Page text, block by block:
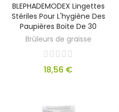
BLEPHADEMODEX Lingettes
Stériles Pour L'hygiène Des
Paupières Boite De 30
Brûleurs de graisse
18,56 €